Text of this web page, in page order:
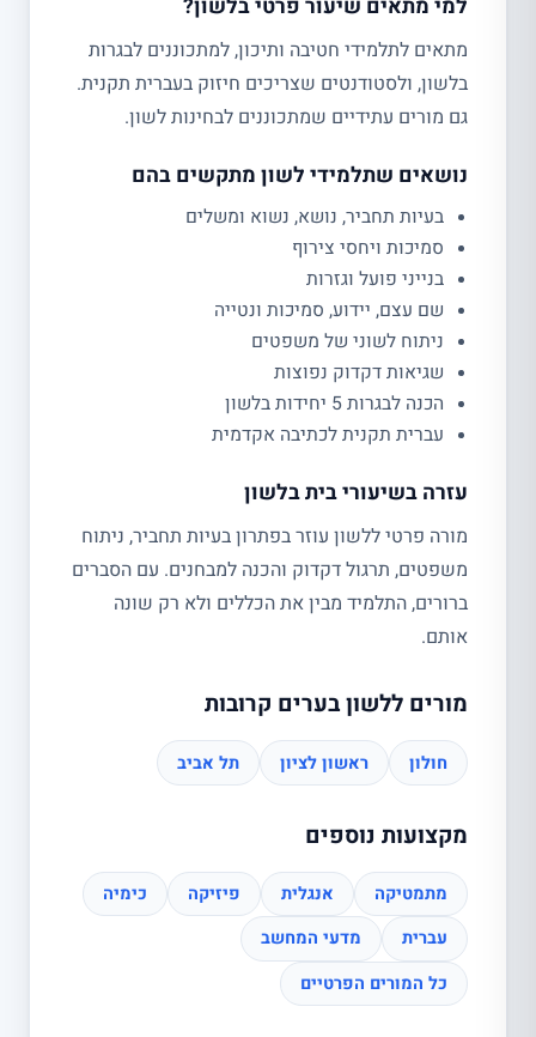
למי מתאים שיעור פרטי בלשון?
מתאים לתלמידי חטיבה ותיכון, למתכוננים לבגרות
בלשון, ולסטודנטים שצריכים חיזוק בעברית תקנית.
גם מורים עתידיים שמתכוננים לבחינות לשון.
נושאים שתלמידי לשון מתקשים בהם
בעיות תחביר, נושא, נשוא ומשלים
סמיכות ויחסי צירוף
בנייני פועל וגזרות
שם עצם, יידוע, סמיכות ונטייה
ניתוח לשוני של משפטים
שגיאות דקדוק נפוצות
הכנה לבגרות 5 יחידות בלשון
עברית תקנית לכתיבה אקדמית
עזרה בשיעורי בית בלשון
מורה פרטי ללשון עוזר בפתרון בעיות תחביר, ניתוח
משפטים, תרגול דקדוק והכנה למבחנים. עם הסברים
ברורים, התלמיד מבין את הכללים ולא רק שונה
אותם.
מורים ללשון בערים קרובות
חולון ראשון לציון תל אביב
מקצועות נוספים
מתמטיקה אנגלית פיזיקה
כימיה
עברית
מדעי המחשב
כל המורים הפרטיים